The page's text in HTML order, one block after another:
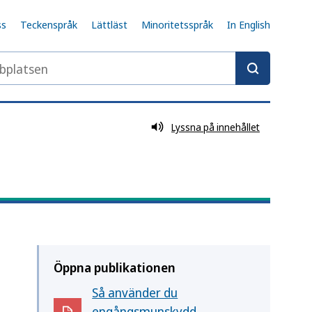
Teckenspråk Lättläst Minoritetsspråk In English
Lyssna på innehållet
Öppna publikationen
Så använder du